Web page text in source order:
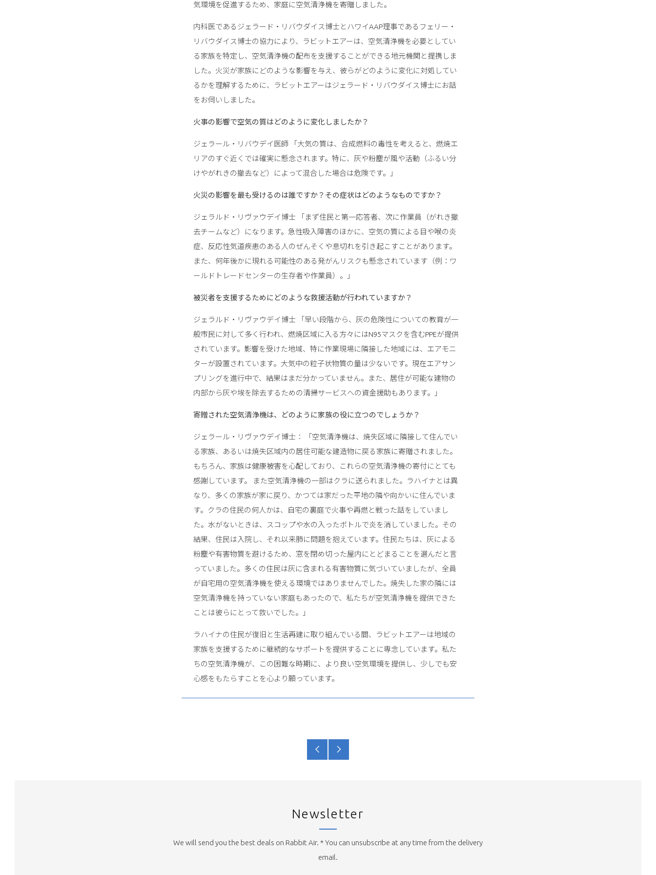
気環境を促進するため、家庭に空気清浄機を寄贈しました。
内科医であるジェラード・リバウダイス博士とハワイAAP理事であるフェリー・
リバウダイス博士の協力により、ラビットエアーは、空気清浄機を必要としてい
る家族を特定し、空気清浄機の配布を支援することができる地元機関と提携しま
した。火災が家族にどのような影響を与え、彼らがどのように変化に対処してい
るかを理解するために、ラビットエアーはジェラード・リバウダイス博士にお話
をお伺いしました。
火事の影響で空気の質はどのように変化しましたか？
ジェラール・リバウデイ医師 「大気の質は、合成燃料の毒性を考えると、燃焼エ
リアのすぐ近くでは確実に懸念されます。特に、灰や粉塵が風や活動（ふるい分
けやがれきの撤去など）によって混合した場合は危険です。」
火災の影響を最も受けるのは誰ですか？その症状はどのようなものですか？
ジェラルド・リヴァウデイ博士 「まず住民と第一応答者、次に作業員（がれき撤
去チームなど）になります。急性吸入障害のほかに、空気の質による目や喉の炎
症、反応性気道疾患のある人のぜんそくや息切れを引き起こすことがあります。
また、何年後かに現れる可能性のある発がんリスクも懸念されています（例：ワ
ールドトレードセンターの生存者や作業員）。」
被災者を支援するためにどのような救援活動が行われていますか？
ジェラルド・リヴァウデイ博士 「早い段階から、灰の危険性についての教育が一
般市民に対して多く行われ、燃焼区域に入る方々にはN95マスクを含むPPEが提供
されています。影響を受けた地域、特に作業現場に隣接した地域には、エアモニ
ターが設置されています。大気中の粒子状物質の量は少ないです。現在エアサン
プリングを進行中で、結果はまだ分かっていません。また、居住が可能な建物の
内部から灰や埃を除去するための清掃サービスへの資金援助もあります。」
寄贈された空気清浄機は、どのように家族の役に立つのでしょうか？
ジェラール・リヴァウデイ博士： 「空気清浄機は、焼失区域に隣接して住んでい
る家族、あるいは焼失区域内の居住可能な建造物に戻る家族に寄贈されました。
もちろん、家族は健康被害を心配しており、これらの空気清浄機の寄付にとても
感謝しています。 また空気清浄機の一部はクラに送られました。ラハイナとは異
なり、多くの家族が家に戻り、かつては家だった平地の隣や向かいに住んでいま
す。クラの住民の何人かは、自宅の裏庭で火事や再燃と戦った話をしていまし
た。水がないときは、スコップや水の入ったボトルで炎を消していました。その
結果、住民は入院し、それ以来肺に問題を抱えています。住民たちは、灰による
粉塵や有害物質を避けるため、窓を閉め切った屋内にとどまることを選んだと言
っていました。多くの住民は灰に含まれる有害物質に気づいていましたが、全員
が自宅用の空気清浄機を使える環境ではありませんでした。焼失した家の隣には
空気清浄機を持っていない家庭もあったので、私たちが空気清浄機を提供できた
ことは彼らにとって救いでした。」
ラハイナの住民が復旧と生活再建に取り組んでいる間、ラビットエアーは地域の
家族を支援するために継続的なサポートを提供することに専念しています。私た
ちの空気清浄機が、この困難な時期に、より良い空気環境を提供し、少しでも安
心感をもたらすことを心より願っています。
Newsletter
We will send you the best deals on Rabbit Air. * You can unsubscribe at any time from the delivery
email.